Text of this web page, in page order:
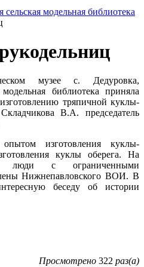
модельная библиотека
музее с. Дедуровка,
библиотека приняла
тряпичной куклы-
В.А. председатель
опытом изготовления куклы-
куклы оберега. На
люди с ограниченными
Нижнепавловского ВОИ. В
беседу об истории
Просмотрено 322 раз(а)